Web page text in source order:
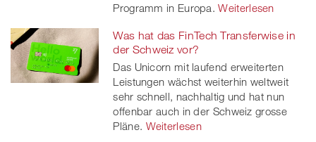
Programm in Europa. Weiterlesen
Was hat das FinTech Transferwise in
der Schweiz vor?
Das Unicorn mit laufend erweiterten
Leistungen wächst weiterhin weltweit
sehr schnell, nachhaltig und hat nun
offenbar auch in der Schweiz grosse
Pläne. Weiterlesen